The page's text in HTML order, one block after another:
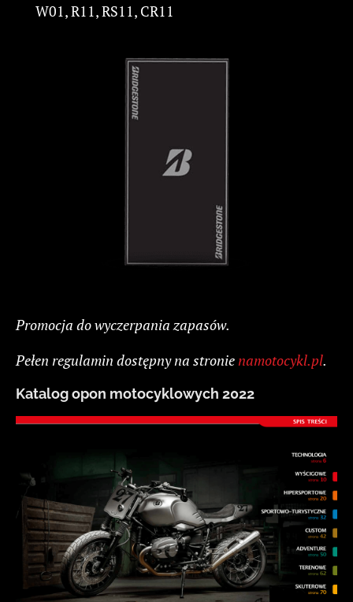
W01, R11, RS11, CR11
Promocja do wyczerpania zapasów.
Pełen regulamin dostępny na stronie namotocykl.pl.
Katalog opon motocyklowych 2022